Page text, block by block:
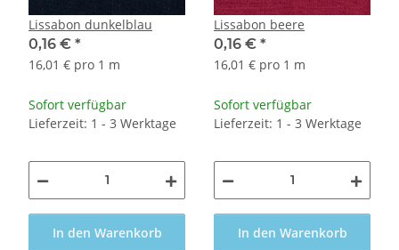
Lissabon dunkelblau
0,16 € *
16,01 € pro 1 m
Sofort verfügbar
Lieferzeit: 1 - 3 Werktage
In den Warenkorb
Lissabon beere
0,16 € *
16,01 € pro 1 m
Sofort verfügbar
Lieferzeit: 1 - 3 Werktage
In den Warenkorb